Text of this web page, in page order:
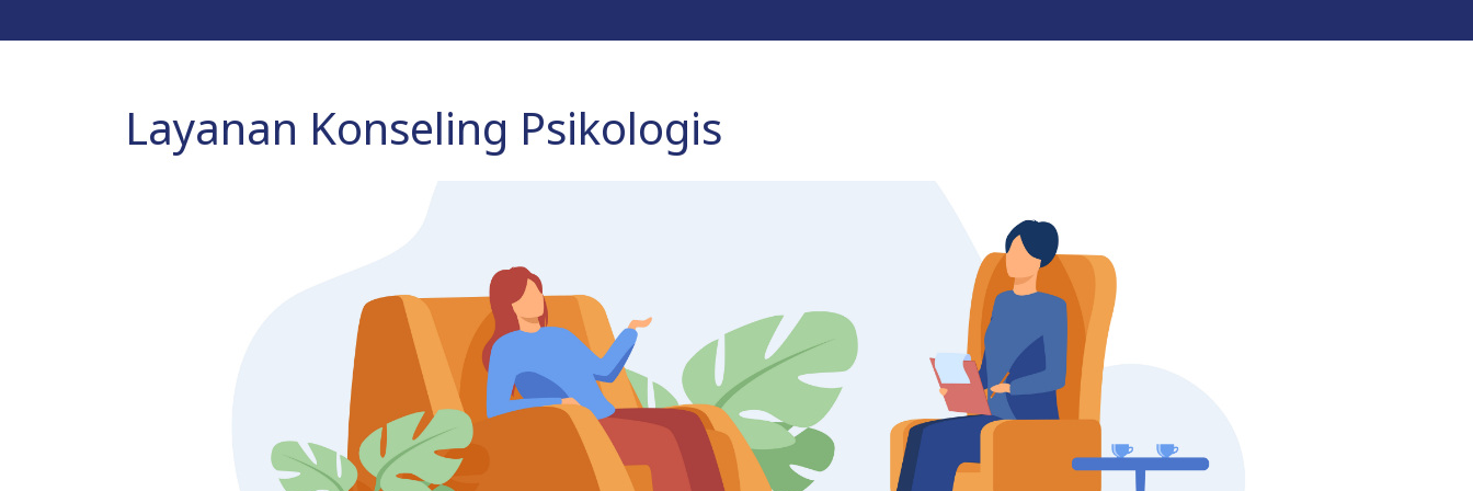
Layanan Konseling Psikologis